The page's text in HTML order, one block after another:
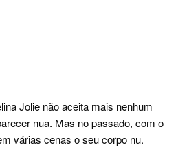
Jolie não aceita mais nenhum
nua. Mas no passado, com o
várias cenas o seu corpo nu.